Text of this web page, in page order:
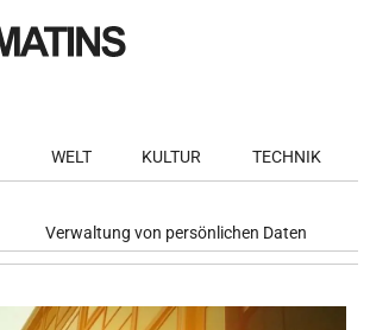
WELT KULTUR TECHNIK
Verwaltung von persönlichen Daten